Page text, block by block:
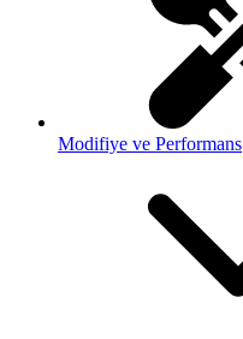
Modifiye ve Performans